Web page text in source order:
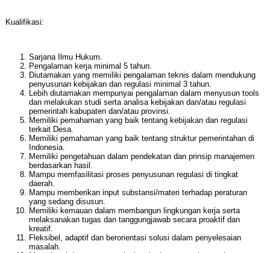
Kualifikasi:
Sarjana Ilmu Hukum.
Pengalaman kerja minimal 5 tahun.
Diutamakan yang memiliki pengalaman teknis dalam mendukung
penyusunan kebijakan dan regulasi minimal 3 tahun.
Lebih diutamakan mempunyai pengalaman dalam menyusun tools
dan melakukan studi serta analisa kebijakan dan/atau regulasi
pemerintah kabupaten dan/atau provinsi.
Memiliki pemahaman yang baik tentang kebijakan dan regulasi
terkait Desa.
Memiliki pemahaman yang baik tentang struktur pemerintahan di
Indonesia.
Memiliki pengetahuan dalam pendekatan dan prinsip manajemen
berdasarkan hasil.
Mampu memfasilitasi proses penyusunan regulasi di tingkat
daerah.
Mampu memberikan input substansi/materi terhadap peraturan
yang sedang disusun.
Memiliki kemauan dalam membangun lingkungan kerja serta
melaksanakan tugas dan tanggungjawab secara proaktif dan
kreatif.
Fleksibel, adaptif dan berorientasi solusi dalam penyelesaian
masalah.